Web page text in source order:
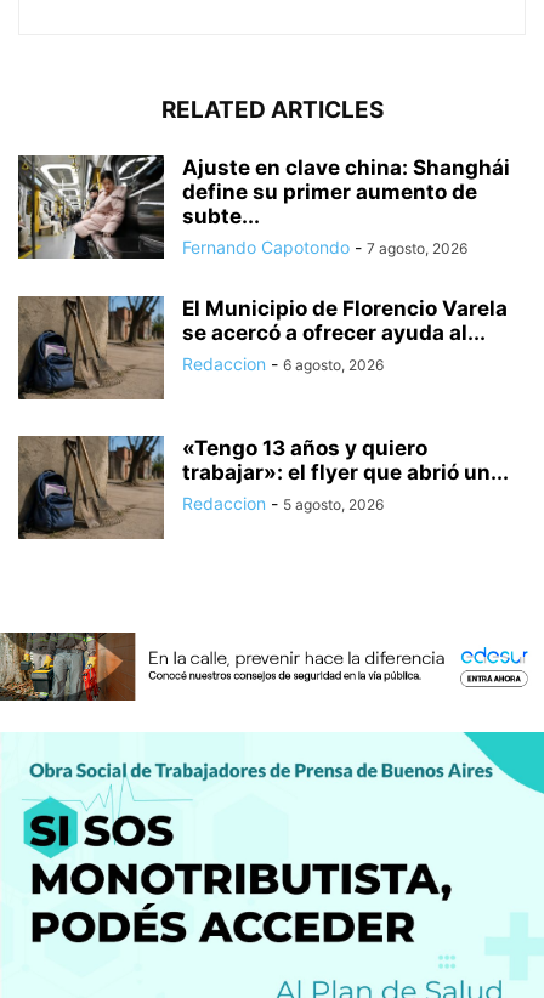
RELATED ARTICLES
Ajuste en clave china: Shanghái
define su primer aumento de
subte...
Fernando Capotondo - 7 agosto, 2026
El Municipio de Florencio Varela
se acercó a ofrecer ayuda al...
Redaccion - 6 agosto, 2026
«Tengo 13 años y quiero
trabajar»: el flyer que abrió un...
Redaccion - 5 agosto, 2026